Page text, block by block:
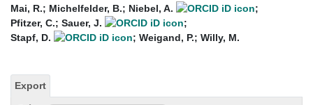
Mai, R.; Michelfelder, B.; Niebel, A.
;
Pfitzer, C.; Sauer, J.
;
Stapf, D.
; Weigand, P.; Willy, M.
Export